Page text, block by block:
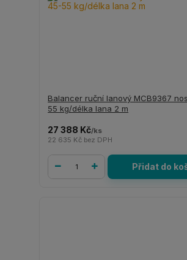
Balancer ruční lanový MCB9367
55 kg/délka lana 2 m
27 388 Kč/ks
22 635 Kč bez DPH
Přidat do